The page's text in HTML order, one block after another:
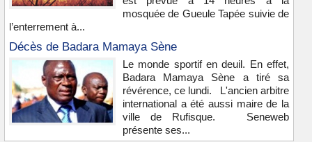
mosquée de Gueule Tapée suivie de
l’enterrement à...
Décès de Badara Mamaya Sène
Le monde sportif en deuil. En effet,
Badara Mamaya Sène a tiré sa
révérence, ce lundi. L'ancien arbitre
international a été aussi maire de la
ville de Rufisque. Seneweb
présente ses...